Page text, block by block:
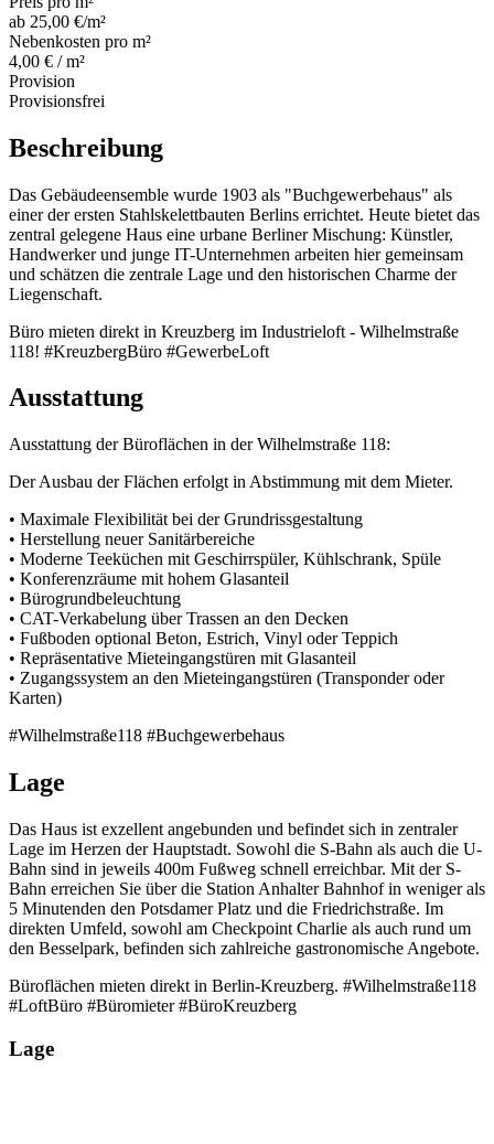
ab 25,00 €/m²
Nebenkosten pro m²
4,00 € / m²
Provision
Provisionsfrei
Beschreibung
Das Gebäudeensemble wurde 1903 als "Buchgewerbehaus" als
einer der ersten Stahlskelettbauten Berlins errichtet. Heute bietet das
zentral gelegene Haus eine urbane Berliner Mischung: Künstler,
Handwerker und junge IT-Unternehmen arbeiten hier gemeinsam
und schätzen die zentrale Lage und den historischen Charme der
Liegenschaft.
Büro mieten direkt in Kreuzberg im Industrieloft - Wilhelmstraße
118! #KreuzbergBüro #GewerbeLoft
Ausstattung
Ausstattung der Büroflächen in der Wilhelmstraße 118:
Der Ausbau der Flächen erfolgt in Abstimmung mit dem Mieter.
• Maximale Flexibilität bei der Grundrissgestaltung
• Herstellung neuer Sanitärbereiche
• Moderne Teeküchen mit Geschirrspüler, Kühlschrank, Spüle
• Konferenzräume mit hohem Glasanteil
• Bürogrundbeleuchtung
• CAT-Verkabelung über Trassen an den Decken
• Fußboden optional Beton, Estrich, Vinyl oder Teppich
• Repräsentative Mieteingangstüren mit Glasanteil
• Zugangssystem an den Mieteingangstüren (Transponder oder
Karten)
#Wilhelmstraße118 #Buchgewerbehaus
Lage
Das Haus ist exzellent angebunden und befindet sich in zentraler
Lage im Herzen der Hauptstadt. Sowohl die S-Bahn als auch die U-
Bahn sind in jeweils 400m Fußweg schnell erreichbar. Mit der S-
Bahn erreichen Sie über die Station Anhalter Bahnhof in weniger als
5 Minutenden den Potsdamer Platz und die Friedrichstraße. Im
direkten Umfeld, sowohl am Checkpoint Charlie als auch rund um
den Besselpark, befinden sich zahlreiche gastronomische Angebote.
Büroflächen mieten direkt in Berlin-Kreuzberg. #Wilhelmstraße118
#LoftBüro #Büromieter #BüroKreuzberg
Lage